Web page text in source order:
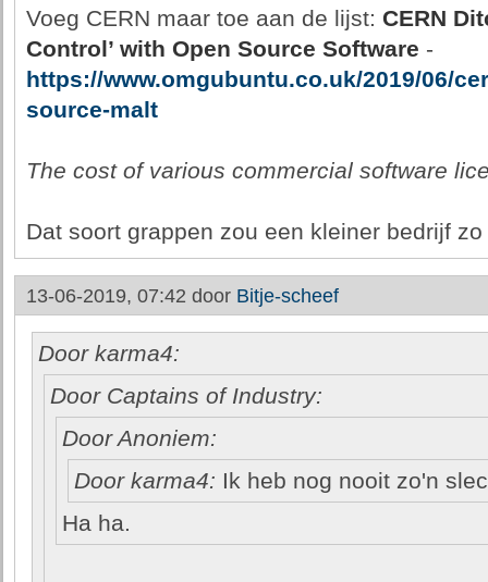
Voeg CERN maar toe aan de lijst: CERN
Control’ with Open Source Software -
https://www.omgubuntu.co.uk/2019/06/
source-malt
The cost of various commercial software
Dat soort grappen zou een kleiner bedrijf
13-06-2019, 07:42 door Bitje-scheef
Door karma4:
Door Captains of Industry:
Door Anoniem:
Door karma4: Ik heb nog nooit zo'n
Ha ha.